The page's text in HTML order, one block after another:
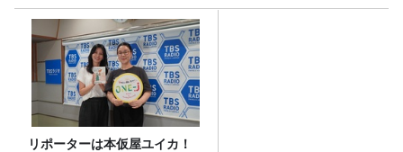
リポーターは本仮屋ユイカ！